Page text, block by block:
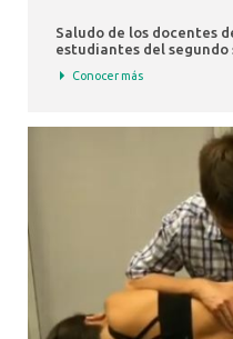
Saludo de los docentes
estudiantes del segundo
Conocer más